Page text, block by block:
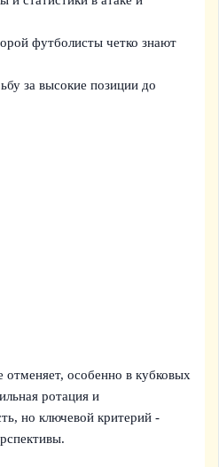
футболисты четко знают
за высокие позиции до
особенно в кубковых
ротация и
но ключевой критерий -